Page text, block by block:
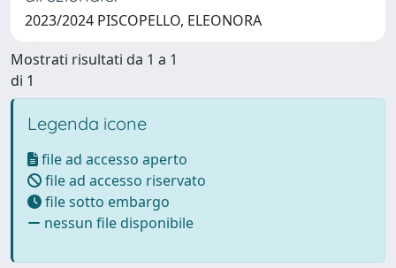
2023/2024 PISCOPELLO, ELEONORA
Mostrati risultati da 1 a 1
di 1
Legenda icone
file ad accesso aperto
file ad accesso riservato
file sotto embargo
nessun file disponibile